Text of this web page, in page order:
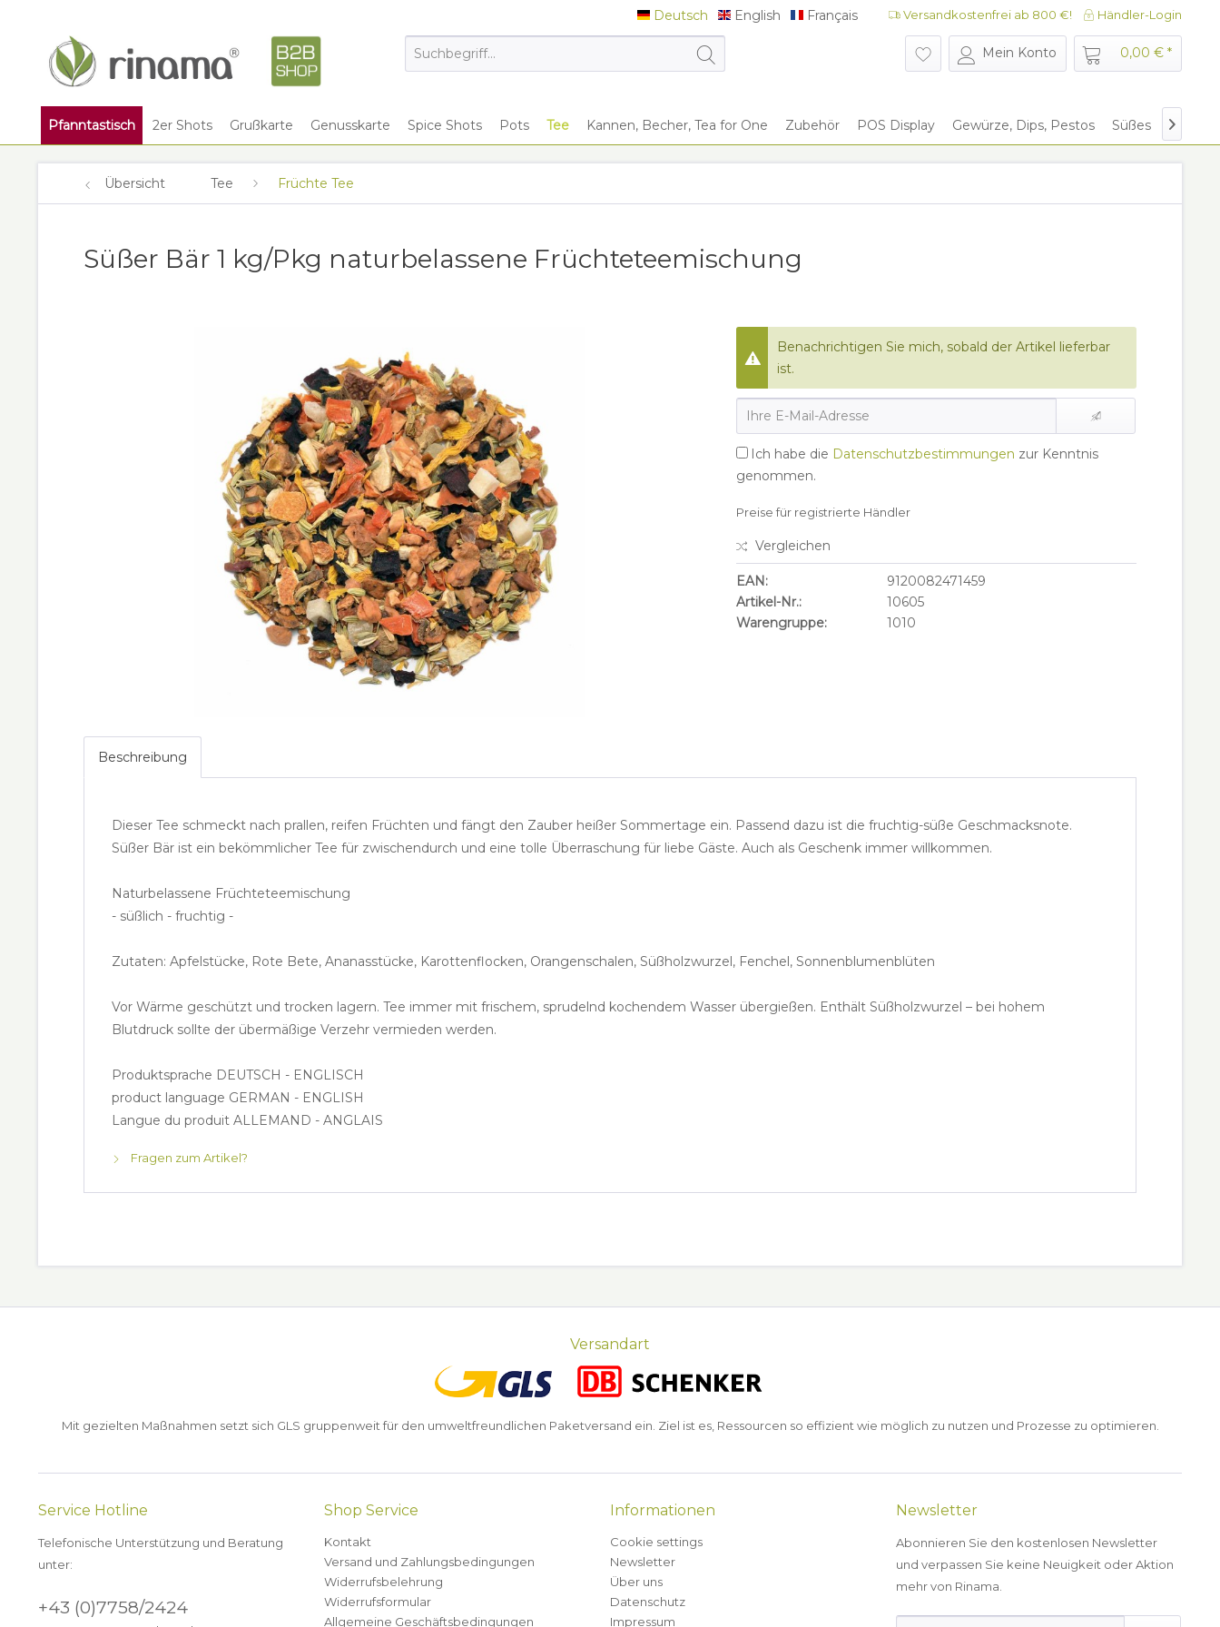
Deutsch
Deutsch English
English Français
Français Versandkostenfrei ab 800 €! Händler-Login
Mein Konto 0,00 € *
Pfanntastisch 2er Shots Grußkarte Genusskarte Spice Shots Pots Tee Kannen, Becher, Tea for One Zubehör POS Display Gewürze, Dips, Pestos Süßes Give

Übersicht Tee Früchte Tee
Süßer Bär 1 kg/Pkg naturbelassene Früchteteemischung
Benachrichtigen Sie mich, sobald der Artikel lieferbar
ist.
Ich habe die Datenschutzbestimmungen zur Kenntnis
genommen.
Preise für registrierte Händler
Vergleichen
EAN:
9120082471459
Artikel-Nr.:
10605
Warengruppe:
1010
Beschreibung
Dieser Tee schmeckt nach prallen, reifen Früchten und fängt den Zauber heißer Sommertage ein. Passend dazu ist die fruchtig-süße Geschmacksnote.
Süßer Bär ist ein bekömmlicher Tee für zwischendurch und eine tolle Überraschung für liebe Gäste. Auch als Geschenk immer willkommen.
Naturbelassene Früchteteemischung
- süßlich - fruchtig -
Zutaten: Apfelstücke, Rote Bete, Ananasstücke, Karottenflocken, Orangenschalen, Süßholzwurzel, Fenchel, Sonnenblumenblüten
Vor Wärme geschützt und trocken lagern. Tee immer mit frischem, sprudelnd kochendem Wasser übergießen. Enthält Süßholzwurzel – bei hohem
Blutdruck sollte der übermäßige Verzehr vermieden werden.
Produktsprache DEUTSCH - ENGLISCH
product language GERMAN - ENGLISH
Langue du produit ALLEMAND - ANGLAIS
Fragen zum Artikel?
Versandart
Mit gezielten Maßnahmen setzt sich GLS gruppenweit für den umweltfreundlichen Paketversand ein. Ziel ist es, Ressourcen so effizient wie möglich zu nutzen und Prozesse zu optimieren.
Service Hotline
Telefonische Unterstützung und Beratung
unter:
+43 (0)7758/2424
Shop Service
Kontakt
Versand und Zahlungsbedingungen
Widerrufsbelehrung
Widerrufsformular
Allgemeine Geschäftsbedingungen
Informationen
Cookie settings
Newsletter
Über uns
Datenschutz
Impressum
Newsletter
Abonnieren Sie den kostenlosen Newsletter
und verpassen Sie keine Neuigkeit oder Aktion
mehr von Rinama.